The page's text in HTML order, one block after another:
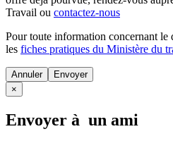
Travail ou contactez-nous
Pour toute information concernant le
les fiches pratiques du Ministère du
Annuler
×
Envoyer à un ami